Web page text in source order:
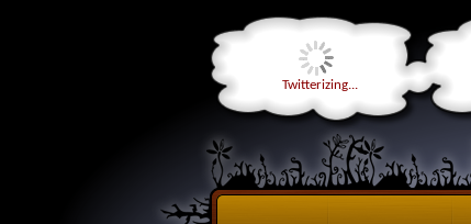
Twitterizing...